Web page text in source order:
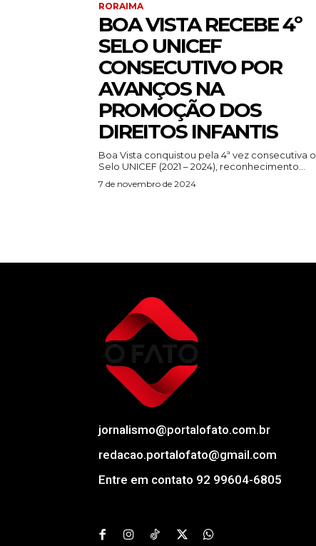
RORAIMA
BOA VISTA RECEBE 4º
SELO UNICEF
CONSECUTIVO POR
AVANÇOS NA
PROMOÇÃO DOS
DIREITOS INFANTIS
Boa Vista conquistou pela 4ª vez consecutiva o
Selo UNICEF (2021 – 2024), reconhecimento...
7 de novembro de 2024
jornalismo@portalofato.com.br
redacao.portalofato@gmail.com
Entre em contato 92 99604-6805